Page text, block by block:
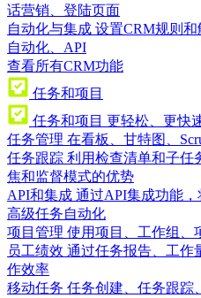
话营销、登陆页面
自动化与集成 设置CRM规则
自动化、API
查看所有CRM功能
任务和项目
任务和项目 更轻松、更快
任务管理 在看板、甘特图、
任务跟踪 利用检查清单和子任
焦和监督模式的优势
API和集成 通过API集成功能
高级任务自动化
项目管理 使用项目、工作组、
员工绩效 通过任务报告、工作
作效率
移动任务 任务创建、任务跟踪